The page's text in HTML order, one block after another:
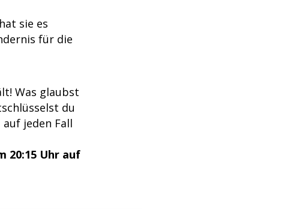
sie es
für die
Was glaubst
du
jeden Fall
20:15 Uhr auf